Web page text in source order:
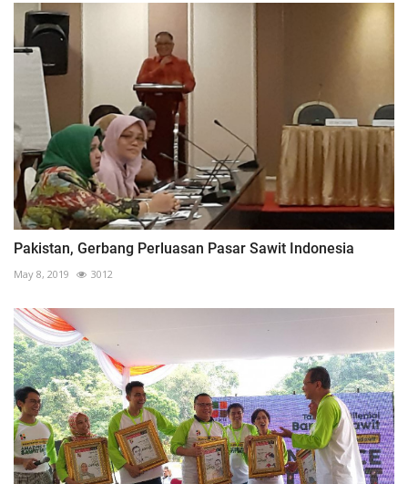
Pakistan, Gerbang Perluasan Pasar Sawit Indonesia
May 8, 2019 3012